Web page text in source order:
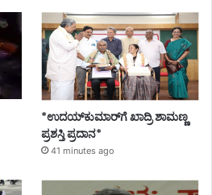
*ಉದಯ್‌ಕುಮಾರ್‌ಗೆ ಖಾದ್ರಿ ಶಾಮಣ್ಣ
ಪ್ರಶಸ್ತಿ ಪ್ರದಾನ*
41 minutes ago